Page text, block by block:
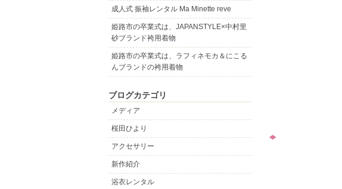
成人式 振袖レンタル Ma Minette reve
姫路市の卒業式は、JAPANSTYLE×中村里
砂ブランド袴用着物
姫路市の卒業式は、ラフィネモカ＆にこる
んブランドの袴用着物
ブログカテゴリ
メディア
桜田ひより
アクセサリー
新作紹介
浴衣レンタル